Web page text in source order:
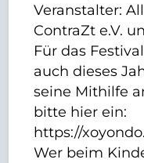
Veranstalter:
ContraZt e.V.
Für das
auch dieses
seine Mithilfe
bitte hier ein:
https://
Wer beim